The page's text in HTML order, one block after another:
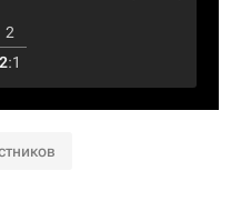
2
2:1